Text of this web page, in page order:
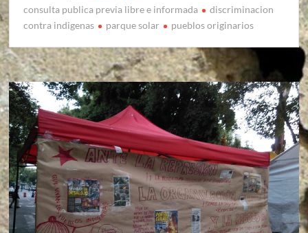
consulta publica previa libre e informada
discriminacion
contra indigenas
parque solar pueblos originarios